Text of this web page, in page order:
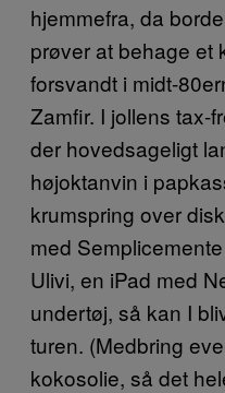
hjemmefra, da
prøver at behage et
forsvandt i midt-
Zamfir. I jollens tax-
der hovedsageligt
højoktanvin i
krumspring over
med
Ulivi, en iPad med
undertøj, så kan I
turen. (Medbring
kokosolie, så det